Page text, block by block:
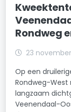
Rondweg
23
Op een
Rondweg-
langzaam
Veenendaal-